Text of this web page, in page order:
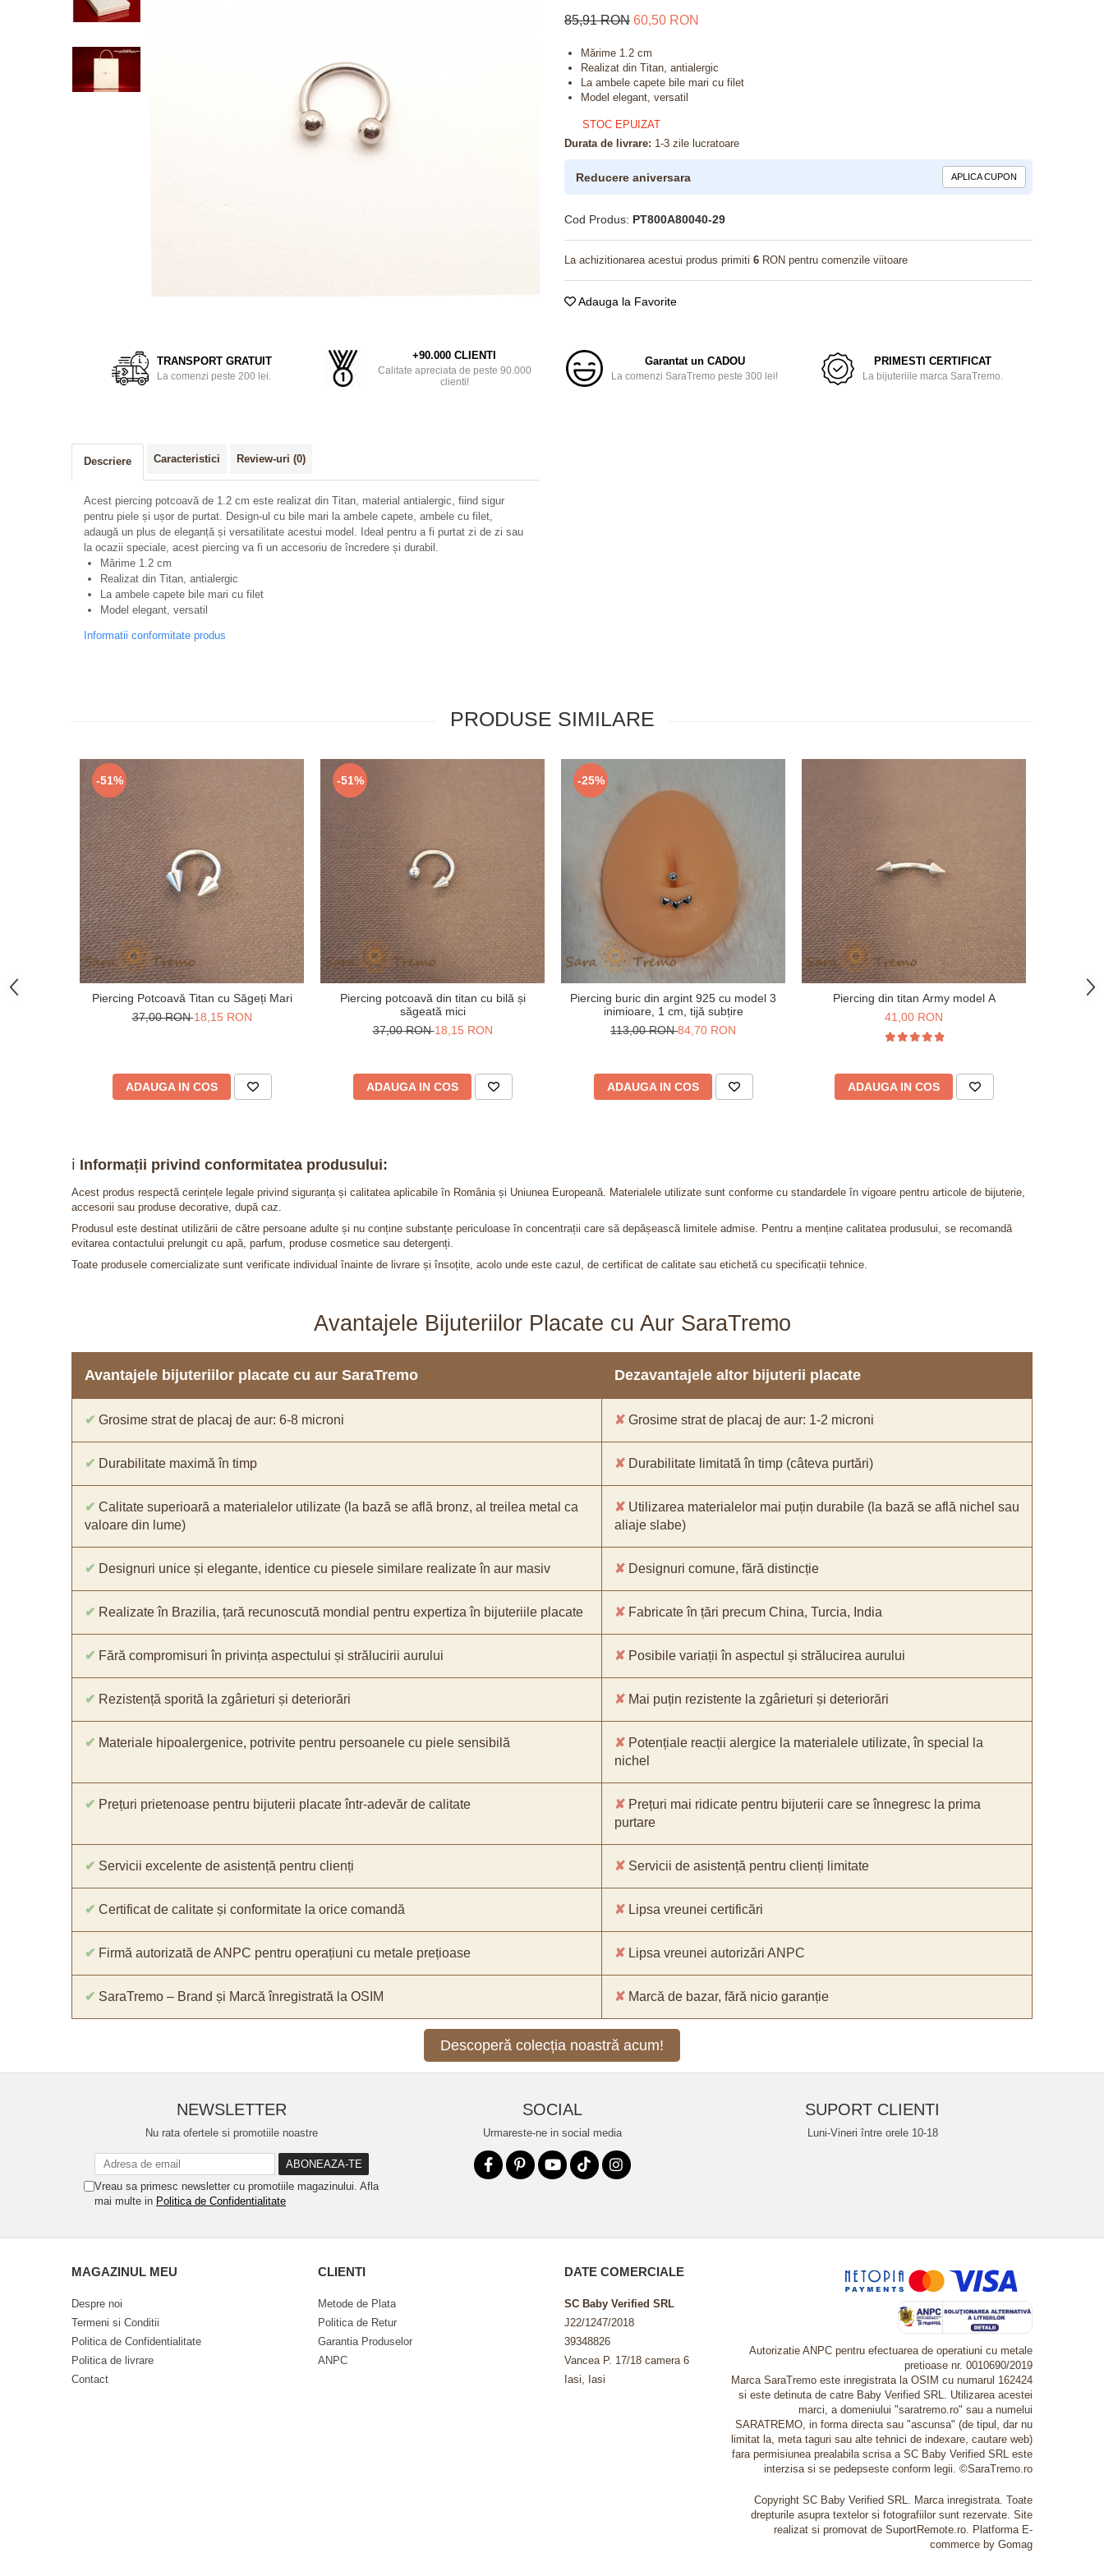
Bijuterii pentru barbati
85,91 RON 60,50 RON
Mărime 1.2 cm
Realizat din Titan, antialergic
La ambele capete bile mari cu filet
Model elegant, versatil
STOC EPUIZAT
Durata de livrare: 1-3 zile lucratoare
Reducere aniversara APLICA CUPON
Cod Produs: PT800A80040-29
La achizitionarea acestui produs primiti 6 RON pentru comenzile viitoare
Adauga la Favorite
TRANSPORT GRATUIT
La comenzi peste 200 lei.
+90.000 CLIENTI
Calitate apreciata de peste 90.000
clienti!
Garantat un CADOU
La comenzi SaraTremo peste 300 lei!
PRIMESTI CERTIFICAT
La bijuteriile marca SaraTremo.
Descriere Caracteristici Review-uri (0)
Acest piercing potcoavă de 1.2 cm este realizat din Titan, material antialergic, fiind sigur
pentru piele și ușor de purtat. Design-ul cu bile mari la ambele capete, ambele cu filet,
adaugă un plus de eleganță și versatilitate acestui model. Ideal pentru a fi purtat zi de zi sau
la ocazii speciale, acest piercing va fi un accesoriu de încredere și durabil.
Mărime 1.2 cm
Realizat din Titan, antialergic
La ambele capete bile mari cu filet
Model elegant, versatil
Informatii conformitate produs
PRODUSE SIMILARE
-51%
Piercing Potcoavă Titan cu Săgeți Mari
37,00 RON18,15 RON
ADAUGA IN COS
-51%
Piercing potcoavă din titan cu bilă și
săgeată mici
37,00 RON18,15 RON
ADAUGA IN COS
-25%
Piercing buric din argint 925 cu model 3
inimioare, 1 cm, tijă subțire
113,00 RON84,70 RON
ADAUGA IN COS
Piercing din titan Army model A
41,00 RON
ADAUGA IN COS
ℹ️ Informații privind conformitatea produsului:
Acest produs respectă cerințele legale privind siguranța și calitatea aplicabile în România și Uniunea Europeană. Materialele utilizate sunt conforme cu standardele în vigoare pentru articole de bijuterie,
accesorii sau produse decorative, după caz.
Produsul este destinat utilizării de către persoane adulte și nu conține substanțe periculoase în concentrații care să depășească limitele admise. Pentru a menține calitatea produsului, se recomandă
evitarea contactului prelungit cu apă, parfum, produse cosmetice sau detergenți.
Toate produsele comercializate sunt verificate individual înainte de livrare și însoțite, acolo unde este cazul, de certificat de calitate sau etichetă cu specificații tehnice.
Avantajele Bijuteriilor Placate cu Aur SaraTremo
Avantajele bijuteriilor placate cu aur SaraTremo Dezavantajele altor bijuterii placate
✔ Grosime strat de placaj de aur: 6-8 microni ✘ Grosime strat de placaj de aur: 1-2 microni
✔ Durabilitate maximă în timp ✘ Durabilitate limitată în timp (câteva purtări)
✔ Calitate superioară a materialelor utilizate (la bază se află bronz, al treilea metal ca
valoare din lume)
✘ Utilizarea materialelor mai puțin durabile (la bază se află nichel sau
aliaje slabe)
✔ Designuri unice și elegante, identice cu piesele similare realizate în aur masiv ✘ Designuri comune, fără distincție
✔ Realizate în Brazilia, țară recunoscută mondial pentru expertiza în bijuteriile placate ✘ Fabricate în țări precum China, Turcia, India
✔ Fără compromisuri în privința aspectului și strălucirii aurului ✘ Posibile variații în aspectul și strălucirea aurului
✔ Rezistență sporită la zgârieturi și deteriorări ✘ Mai puțin rezistente la zgârieturi și deteriorări
✔ Materiale hipoalergenice, potrivite pentru persoanele cu piele sensibilă ✘ Potențiale reacții alergice la materialele utilizate, în special la
nichel
✔ Prețuri prietenoase pentru bijuterii placate într-adevăr de calitate ✘ Prețuri mai ridicate pentru bijuterii care se înnegresc la prima
purtare
✔ Servicii excelente de asistență pentru clienți ✘ Servicii de asistență pentru clienți limitate
✔ Certificat de calitate și conformitate la orice comandă ✘ Lipsa vreunei certificări
✔ Firmă autorizată de ANPC pentru operațiuni cu metale prețioase ✘ Lipsa vreunei autorizări ANPC
✔ SaraTremo – Brand și Marcă înregistrată la OSIM ✘ Marcă de bazar, fără nicio garanție
Descoperă colecția noastră acum!
NEWSLETTER
Nu rata ofertele si promotiile noastre
Vreau sa primesc newsletter cu promotiile magazinului. Afla
mai multe in Politica de Confidentialitate
SOCIAL
Urmareste-ne in social media
SUPORT CLIENTI
Luni-Vineri între orele 10-18
MAGAZINUL MEU
Despre noi
Termeni si Conditii
Politica de Confidentialitate
Politica de livrare
Contact
CLIENTI
Metode de Plata
Politica de Retur
Garantia Produselor
ANPC
DATE COMERCIALE
SC Baby Verified SRL
J22/1247/2018
39348826
Vancea P. 17/18 camera 6
Iasi, Iasi
Autorizatie ANPC pentru efectuarea de operatiuni cu metale
pretioase nr. 0010690/2019
Marca SaraTremo este inregistrata la OSIM cu numarul 162424
si este detinuta de catre Baby Verified SRL. Utilizarea acestei
marci, a domeniului "saratremo.ro" sau a numelui
SARATREMO, in forma directa sau "ascunsa" (de tipul, dar nu
limitat la, meta taguri sau alte tehnici de indexare, cautare web)
fara permisiunea prealabila scrisa a SC Baby Verified SRL este
interzisa si se pedepseste conform legii. ©SaraTremo.ro
Copyright SC Baby Verified SRL. Marca inregistrata. Toate
drepturile asupra textelor si fotografiilor sunt rezervate. Site
realizat si promovat de SuportRemote.ro. Platforma E-
commerce by Gomag